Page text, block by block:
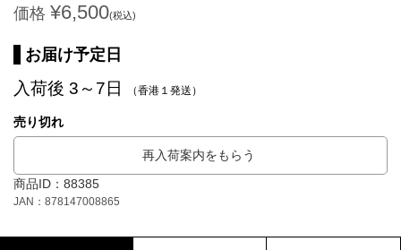
価格 ¥6,500(税込)
お届け予定日
入荷後 3～7日 （香港１発送）
売り切れ
再入荷案内をもらう
商品ID：88385
JAN：878147008865